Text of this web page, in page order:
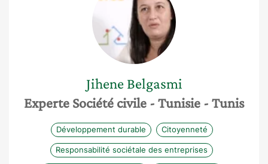
Jihene Belgasmi
Experte Société civile - Tunisie - Tunis
Développement durable Citoyenneté
Responsabilité sociétale des entreprises